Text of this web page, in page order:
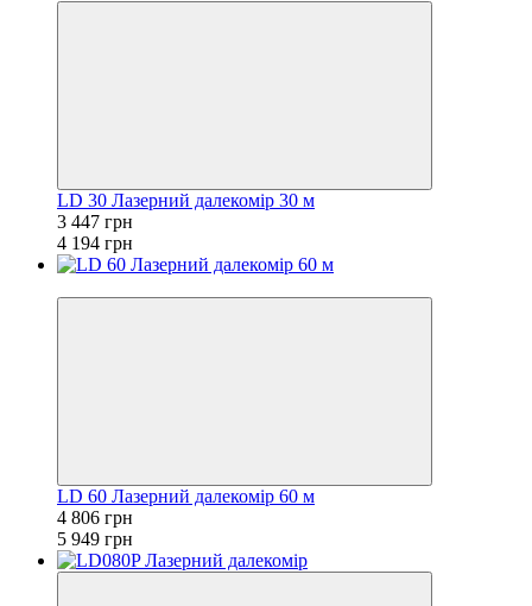
LD 30 Лазерний далекомір 30 м
3 447 грн
4 194 грн
LD 60 Лазерний далекомір 60 м
4 806 грн
5 949 грн